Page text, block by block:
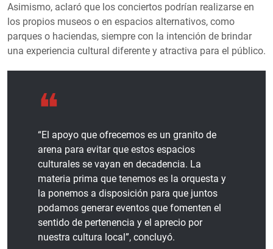
Asimismo, aclaró que los conciertos podrían realizarse en
los propios museos o en espacios alternativos, como
parques o haciendas, siempre con la intención de brindar
una experiencia cultural diferente y atractiva para el público.
“El apoyo que ofrecemos es un granito de
arena para evitar que estos espacios
culturales se vayan en decadencia. La
materia prima que tenemos es la orquesta y
la ponemos a disposición para que juntos
podamos generar eventos que fomenten el
sentido de pertenencia y el aprecio por
nuestra cultura local”, concluyó.